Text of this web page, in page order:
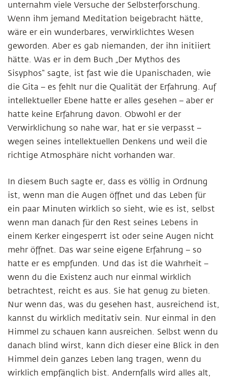
unternahm viele Versuche der Selbsterforschung.
Wenn ihm jemand Meditation beigebracht hätte,
wäre er ein wunderbares, verwirklichtes Wesen
geworden. Aber es gab niemanden, der ihn initiiert
hätte. Was er in dem Buch „Der Mythos des
Sisyphos“ sagte, ist fast wie die Upanischaden, wie
die Gita – es fehlt nur die Qualität der Erfahrung. Auf
intellektueller Ebene hatte er alles gesehen – aber er
hatte keine Erfahrung davon. Obwohl er der
Verwirklichung so nahe war, hat er sie verpasst –
wegen seines intellektuellen Denkens und weil die
richtige Atmosphäre nicht vorhanden war.
In diesem Buch sagte er, dass es völlig in Ordnung
ist, wenn man die Augen öffnet und das Leben für
ein paar Minuten wirklich so sieht, wie es ist, selbst
wenn man danach für den Rest seines Lebens in
einem Kerker eingesperrt ist oder seine Augen nicht
mehr öffnet. Das war seine eigene Erfahrung – so
hatte er es empfunden. Und das ist die Wahrheit –
wenn du die Existenz auch nur einmal wirklich
betrachtest, reicht es aus. Sie hat genug zu bieten.
Nur wenn das, was du gesehen hast, ausreichend ist,
kannst du wirklich meditativ sein. Nur einmal in den
Himmel zu schauen kann ausreichen. Selbst wenn du
danach blind wirst, kann dich dieser eine Blick in den
Himmel dein ganzes Leben lang tragen, wenn du
wirklich empfänglich bist. Andernfalls wird alles alt,